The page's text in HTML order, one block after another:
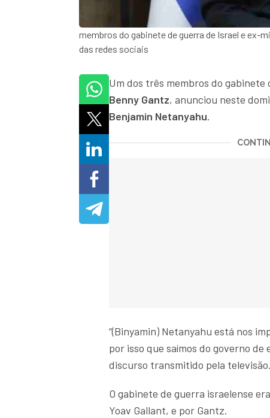
membros do gabinete de guerra de Israel e ex-
das redes sociais
Um dos três membros do gabinete
Benny Gantz, anunciou neste
Benjamin Netanyahu.
“(Binyamin) Netanyahu está nos
por isso que saímos do governo de
discurso transmitido pela televisão.
O gabinete de guerra israelense
Yoav Gallant, e por Gantz.